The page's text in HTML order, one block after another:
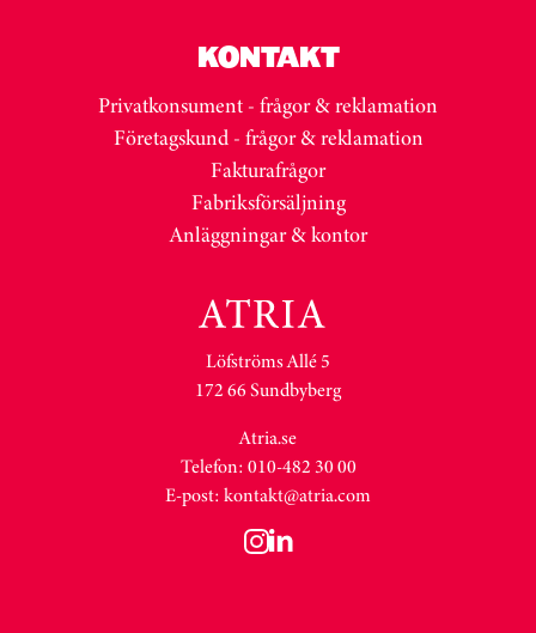
KONTAKT
Privatkonsument - frågor & reklamation
Företagskund - frågor & reklamation
Fakturafrågor
Fabriksförsäljning
Anläggningar & kontor
Löfströms Allé 5
172 66 Sundbyberg
Atria.se
Telefon: 010-482 30 00
E-post: kontakt@atria.com